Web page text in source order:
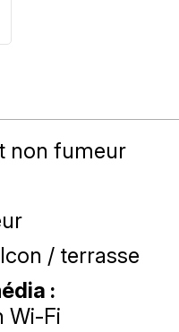
non fumeur
/ terrasse
:
Wi-Fi